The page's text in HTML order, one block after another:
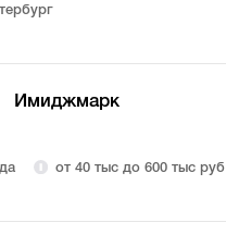
Имиджмарк
от 40 тыс до 600 тыс руб